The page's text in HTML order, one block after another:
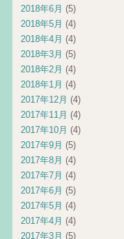
2018年6月 (5)
2018年5月 (4)
2018年4月 (4)
2018年3月 (5)
2018年2月 (4)
2018年1月 (4)
2017年12月 (4)
2017年11月 (4)
2017年10月 (4)
2017年9月 (5)
2017年8月 (4)
2017年7月 (4)
2017年6月 (5)
2017年5月 (4)
2017年4月 (4)
2017年3月 (5)